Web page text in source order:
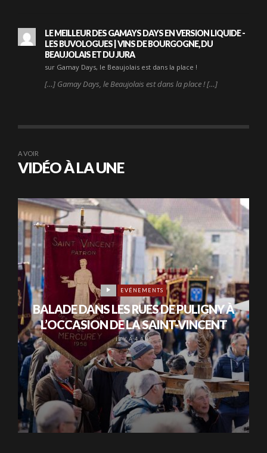
LE MEILLEUR DES GAMAYS DAYS EN VERSION LIQUIDE -
LES BUVOLOGUES | VINS DE BOURGOGNE, DU
BEAUJOLAIS ET DU JURA
sur Gamay Days, le Beaujolais est dans la place !
[…] Gamay Days, le Beaujolais est dans la place ! […]
A VOIR
VIDÉO À LA UNE
EVÉNEMENTS
BALADE DANS LES RUES DE PULIGNY À
L’OCCASION DE LA SAINT-VINCENT
IL Y A 4 ANS